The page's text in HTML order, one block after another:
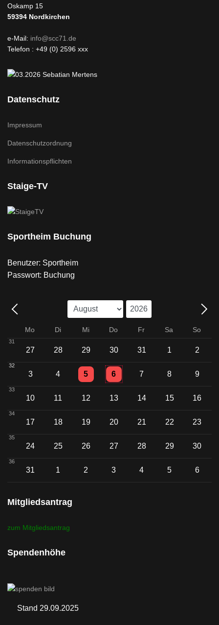
Oskamp 15
59394 Nordkirchen
e-Mail: info@scc71.de
Telefon : +49 (0) 2596 xxx
Datenschutz
Impressum
Datenschutzordnung
Informationspflichten
Staige-TV
Sportheim Buchung
Benutzer: Sportheim
Passwort: Buchung
Mo Di Mi Do Fr Sa So
31
27 28 29 30 31 1 2
32
3 4 5
Einzelne Veranstaltung
6
Einzelne Veranstaltung
7 8 9
33
10 11 12 13 14 15 16
34
17 18 19 20 21 22 23
35
24 25 26 27 28 29 30
36
31 1 2 3 4 5 6
Mitgliedsantrag
zum Mitgliedsantrag
Spendenhöhe
Stand 29.09.2025